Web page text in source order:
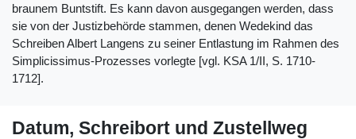
braunem Buntstift. Es kann davon ausgegangen werden, dass
sie von der Justizbehörde stammen, denen Wedekind das
Schreiben Albert Langens zu seiner Entlastung im Rahmen des
Simplicissimus-Prozesses vorlegte [vgl. KSA 1/II, S. 1710-
1712].
Datum, Schreibort und Zustellweg